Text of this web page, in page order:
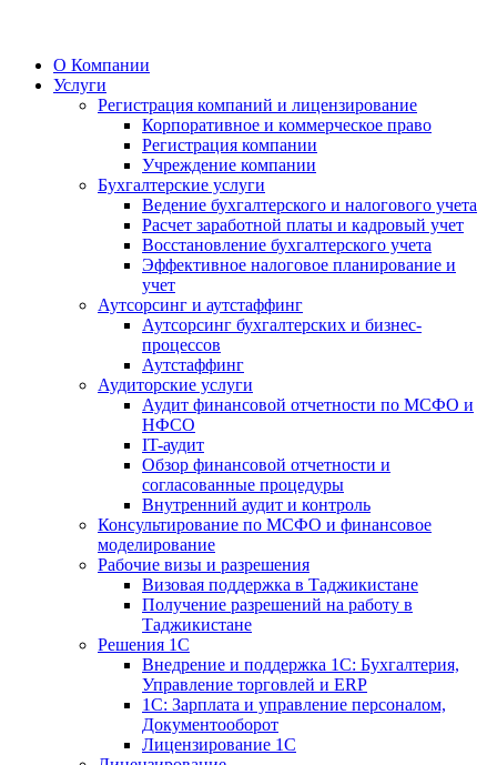
О Компании
Услуги
Регистрация компаний и лицензирование
Корпоративное и коммерческое право
Регистрация компании
Учреждение компании
Бухгалтерские услуги
Ведение бухгалтерского и налогового учета
Расчет заработной платы и кадровый учет
Восстановление бухгалтерского учета
Эффективное налоговое планирование и
учет
Аутсорсинг и аутстаффинг
Аутсорсинг бухгалтерских и бизнес-
процессов
Аутстаффинг
Аудиторские услуги
Аудит финансовой отчетности по МСФО и
НФСО
IT-аудит
Обзор финансовой отчетности и
согласованные процедуры
Внутренний аудит и контроль
Консультирование по МСФО и финансовое
моделирование
Рабочие визы и разрешения
Визовая поддержка в Таджикистане
Получение разрешений на работу в
Таджикистане
Решения 1С
Внедрение и поддержка 1С: Бухгалтерия,
Управление торговлей и ERP
1С: Зарплата и управление персоналом,
Документооборот
Лицензирование 1С